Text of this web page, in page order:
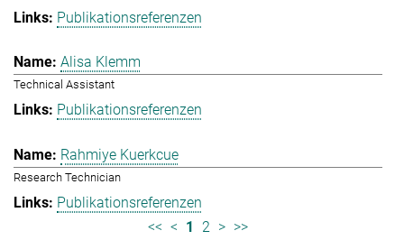
Publikationsreferenzen
Alisa Klemm
Technical Assistant
Publikationsreferenzen
Rahmiye Kuerkcue
Research Technician
Publikationsreferenzen
<< < 1 2 > >>